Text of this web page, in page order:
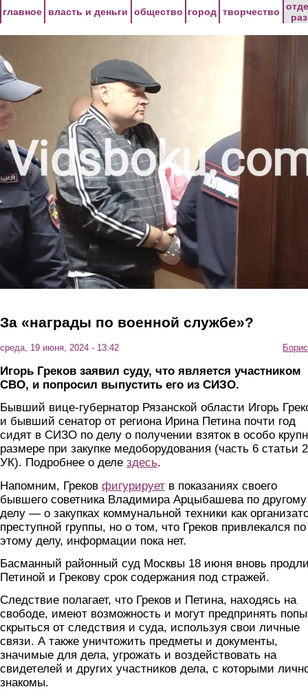
главное власть и деньги общество город творчество
За «награды по военной службе»?
среда, 19 июня, 2024 - 13:42
Игорь Греков заявил суду, что является участником
СВО, и попросил выпустить его из СИЗО.
Бывший вице-губернатор Рязанской области Игорь
и бывший сенатор от региона Ирина Петина почти год
сидят в СИЗО по делу о получении взяток в особо
размере при закупке медоборудования (часть 6 статьи
УК). Подробнее о деле здесь.
Напомним, Греков фигурирует в показаниях своего
бывшего советника Владимира Арцыбашева по другому
делу — о закупках коммунальной техники как
преступной группы, но о том, что Греков привлекался по
этому делу, информации пока нет.
Басманный районный суд Москвы 18 июня вновь
Петиной и Грекову срок содержания под стражей.
Следствие полагает, что Греков и Петина, находясь на
свободе, имеют возможность и могут предпринять
скрыться от следствия и суда, используя свои личные
связи. А также уничтожить предметы и документы,
значимые для дела, угрожать и воздействовать на
свидетелей и других участников дела, с которыми
знакомы.